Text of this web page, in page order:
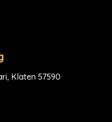
Klaten 57590